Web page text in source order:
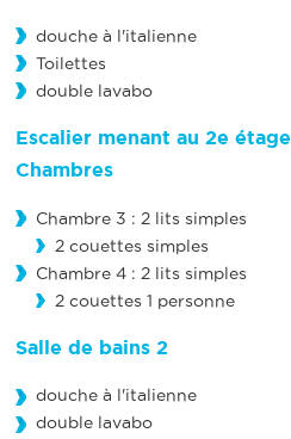
douche à l'italienne
Toilettes
double lavabo
Escalier menant au 2e étage
Chambres
Chambre 3 : 2 lits simples
2 couettes simples
Chambre 4 : 2 lits simples
2 couettes 1 personne
Salle de bains 2
douche à l'italienne
double lavabo